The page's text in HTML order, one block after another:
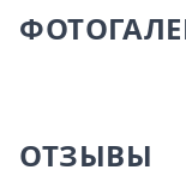
ОТЗЫВЫ